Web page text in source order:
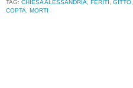
TAG: CHIESA ALESSANDRIA, FERITI , GITTO,
COPTA, MORTI